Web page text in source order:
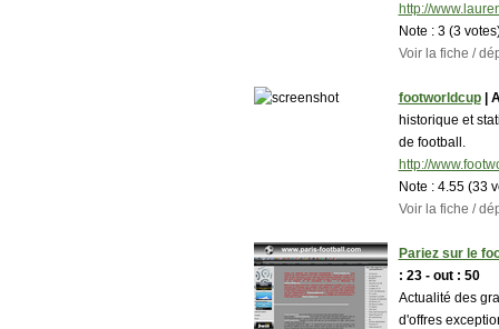
http://
Note : 3 (3
Voir la fiche /
footworldcup|
historique et
de football.
http://
Note : 4.55 (33
Voir la fiche /
Pariez sur le
: 23 - out : 50
Actualité des
d'offres